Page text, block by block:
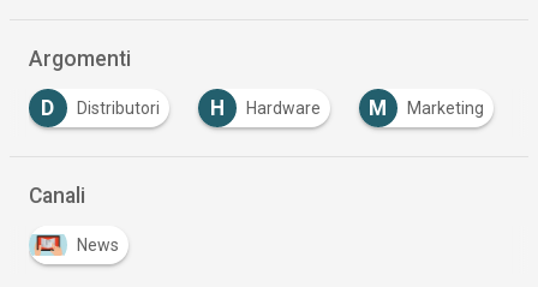
Argomenti
D Distributori H Hardware M Marketing
Canali
News